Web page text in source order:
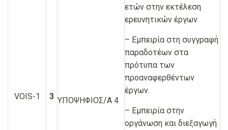
VOIS-1 3 ΥΠΟΨΗΦΙΟΣ/Α 4
ετών στην εκτέλεση
ερευνητικών έργων.
– Εμπειρία στη συγγραφή
παραδοτέων στα
πρότυπα των
προαναφερθέντων
έργων.
– Εμπειρία στην
οργάνωση και διεξαγωγή